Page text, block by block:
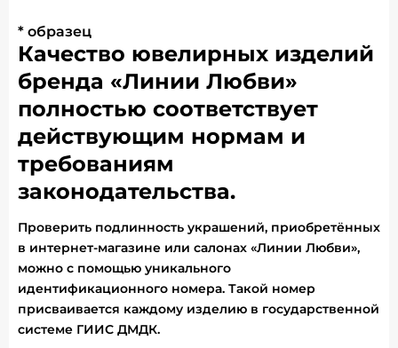
* образец
Качество ювелирных изделий
бренда «Линии Любви»
полностью соответствует
действующим нормам и
требованиям
законодательства.
Проверить подлинность украшений, приобретённых
в интернет-магазине или салонах «Линии Любви»,
можно с помощью уникального
идентификационного номера. Такой номер
присваивается каждому изделию в государственной
системе ГИИС ДМДК.